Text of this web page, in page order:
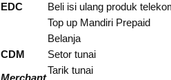
EDC
Beli isi ulang produk
Top up Mandiri Prepaid
Belanja
CDM
Setor tunai
Tarik tunai